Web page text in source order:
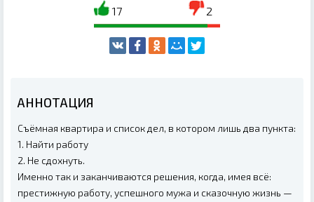
17 2
АННОТАЦИЯ
Съёмная квартира и список дел, в котором лишь два пункта:
1. Найти работу
2. Не сдохнуть.
Именно так и заканчиваются решения, когда, имея всё:
престижную работу, успешного мужа и сказочную жизнь —